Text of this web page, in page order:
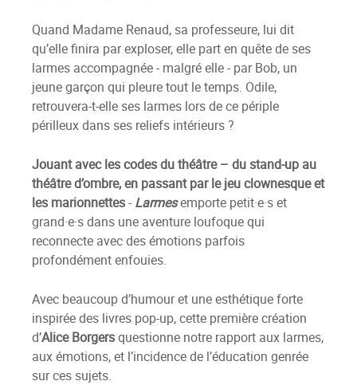
Quand Madame Renaud, sa professeure, lui dit
qu’elle finira par exploser, elle part en quête de ses
larmes accompagnée - malgré elle - par Bob, un
jeune garçon qui pleure tout le temps. Odile,
retrouvera-t-elle ses larmes lors de ce périple
périlleux dans ses reliefs intérieurs ?
Jouant avec les codes du théâtre – du stand-up au
théâtre d’ombre, en passant par le jeu clownesque et
les marionnettes- Larmesemporte petit·e·s et
grand·e·s dans une aventure loufoque qui
reconnecte avec des émotions parfois
profondément enfouies.
Avec beaucoup d’humour et une esthétique forte
inspirée des livres pop-up, cette première création
d’Alice Borgersquestionne notre rapport aux larmes,
aux émotions, et l’incidence de l’éducation genrée
sur ces sujets.